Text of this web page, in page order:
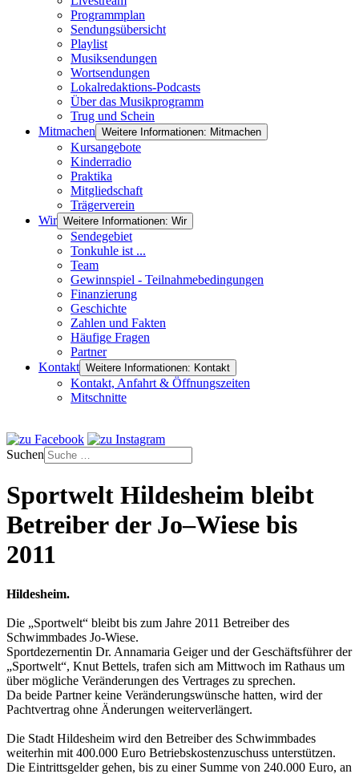
Programmplan
Sendungsübersicht
Playlist
Musiksendungen
Wortsendungen
Lokalredaktions-Podcasts
Über das Musikprogramm
Trug und Schein
Mitmachen Weitere Informationen: Mitmachen
Kursangebote
Kinderradio
Praktika
Mitgliedschaft
Trägerverein
Wir Weitere Informationen: Wir
Sendegebiet
Tonkuhle ist ...
Team
Gewinnspiel - Teilnahmebedingungen
Finanzierung
Geschichte
Zahlen und Fakten
Häufige Fragen
Partner
Kontakt Weitere Informationen: Kontakt
Kontakt, Anfahrt & Öffnungszeiten
Mitschnitte
Suchen
Sportwelt Hildesheim bleibt
Betreiber der Jo–Wiese bis
2011
Hildesheim.
Die „Sportwelt“ bleibt bis zum Jahre 2011 Betreiber des
Schwimmbades Jo-Wiese.
Sportdezernentin Dr. Annamaria Geiger und der Geschäftsführer der
„Sportwelt“, Knut Bettels, trafen sich am Mittwoch im Rathaus um
über mögliche Veränderungen des Vertrages zu sprechen.
Da beide Partner keine Veränderungswünsche hatten, wird der
Pachtvertrag ohne Änderungen weiterverlängert.
Die Stadt Hildesheim wird den Betreiber des Schwimmbades
weiterhin mit 400.000 Euro Betriebskostenzuschuss unterstützen.
Die Eintrittsgelder gehen, bis zu einer Summe von 240.000 Euro, an